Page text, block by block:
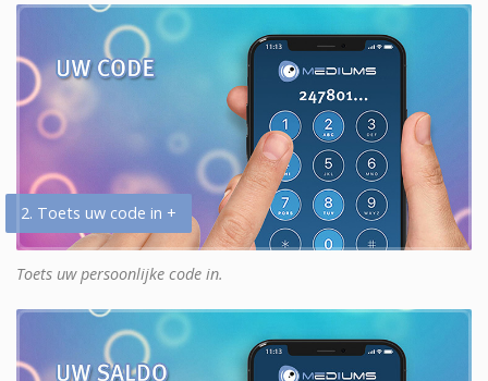
2. Toets uw code in +
Toets uw persoonlijke code in.